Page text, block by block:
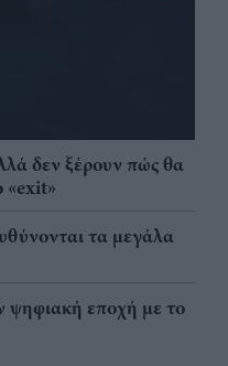
δεν ξέρουν πώς θα
«exit»
τα μεγάλα
ψηφιακή εποχή με το